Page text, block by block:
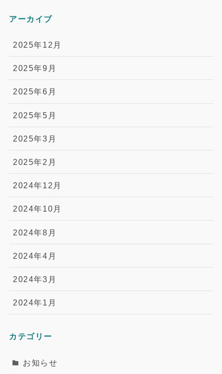
アーカイブ
2025年12月
2025年9月
2025年6月
2025年5月
2025年3月
2025年2月
2024年12月
2024年10月
2024年8月
2024年4月
2024年3月
2024年1月
カテゴリー
お知らせ